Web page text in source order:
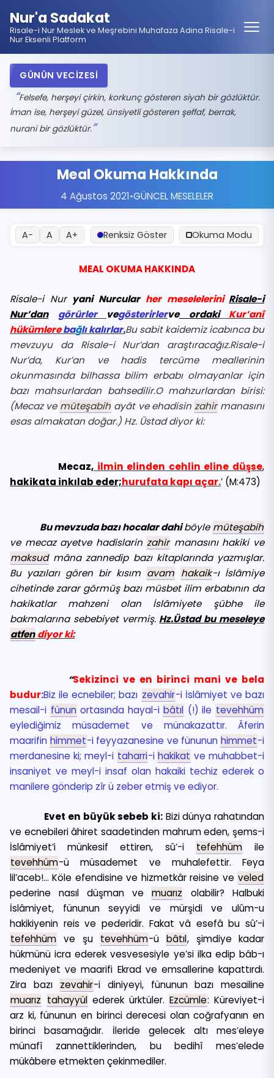
Nur'a Sadakat
Risale-i Nur Meslek ve Meşrebini Muhafaza Adına Risale-i
Nur Eksenli Platform
GÜNÜN VECİZESİ
Felsefe, herşeyi çirkin, korkunç gösteren siyah bir gözlüktür.
İman ise, herşeyi güzel, ünsiyetli gösteren şeffaf, berrak,
nurani bir gözlüktür.
Meal Okuma Hakkında
4 Ağustos 2021•GÜNCEL MESELELER
A− A A+ Renksiz Göster Okuma Modu
MEAL OKUMA HAKKINDA
Risale-i Nur yani Nurcular her meselelerini Risale-i
Nur’dan
görürler vegösterirlerveordakiKur’anî
hükümlerebağlı kalırlar.Bu sabit kaidemiz icabınca bu
mevzuyu da Risale-i Nur’dan araştıracağız.Risale-i
Nur’da, Kur’an ve hadis tercüme meallerinin
okunmasında bilhassa bilim erbabı olmayanlar için
bazı mahsurlardan bahsedilir.O mahzurlardan birisi:
(Mecaz ve müteşabih ayât ve ehadisin zahirmanasını
esas almakatan doğar.) Hz. Üstad diyor ki:
Mecaz, ilmin elinden cehlin eline düşse,
hakikata inkılab eder;hurufata kapı açar.’ (M:473)
Bu mevzuda bazı hocalar dahiböyle müteşabih
ve mecaz ayetve hadislarin zahirmanasını hakiki ve
maksudmâna zannedip bazı kitaplarında yazmışlar.
Bu yazıları gören bir kısım avam hakaik-ı İslâmiye
cihetinde zarar görmüş bazı müsbet ilim erbabının da
hakikatlar mahzeni olan İslâmiyete şübhe ile
bakmalarına sebebiyet vermiş. Hz.Üstad bu meseleye
atfen diyor ki:
“Sekizinci ve en birinci mani ve bela
budur:Biz ile ecnebiler; bazı zevahir-i İslâmiyet ve bazı
mesail-i fünun ortasında hayal-i bâtıl (!) ile tevehhüm
eylediğimiz müsademet ve münakazattır. Âferin
maarifin himmet-i feyyazanesine ve fünunun himmet-i
merdanesine ki; meyl-i taharri-i hakikat ve muhabbet-i
insaniyet ve meyl-i insaf olan hakaiki techiz ederek o
manilere gönderip zîr ü zeber etmiş ve ediyor.
Evet en büyük sebeb ki:Bizi dünya rahatından
ve ecnebileri âhiret saadetinden mahrum eden, şems-i
İslâmiyet’i münkesif ettiren, sû’-i
tefehhüm ile
tevehhüm-ü müsademet ve muhalefettir. Feya
lil’aceb!… Köle efendisine ve hizmetkâr reisine ve veled
pederine nasıl düşman ve muarız
olabilir? Halbuki
İslâmiyet, fünunun seyyidi ve mürşidi ve ulûm-u
hakikiyenin reis ve pederidir. Fakat vâ esefâ bu sû’-i
tefehhüm ve şu tevehhüm-ü bâtıl, şimdiye kadar
hükmünü icra ederek vesvesesiyle ye’si ilka edip bâb-ı
medeniyet ve maarifi Ekrad ve emsallerine kapattırdı.
Zira bazı zevahir-i diniyeyi, fünunun bazı mesailine
muarız tahayyül ederek ürktüler. Ezcümle: Küreviyet-i
arz ki, fünunun en birinci derecesi olan coğrafyanın en
birinci basamağıdır. İleride gelecek altı mes’eleye
münafî zannettiklerinden, bu bedihî mes’elede
mükâbere etmekten çekinmediler.